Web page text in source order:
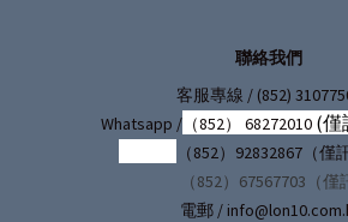
聯絡我們
客服專線 / (852)
Whatsapp /（852） 68272010 (僅
（852）92832867（僅
（852）67567703（僅訊
電郵 /